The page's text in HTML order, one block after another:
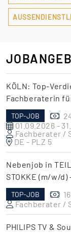
KÖLN: Top-
Fachberaterin
TOP-JOB
01.09.2026 -
Fachberater /
DE - PLZ 5
Nebenjob in
STOKKE (m/w/
TOP-JOB
Fachberater /
PHILIPS TV &